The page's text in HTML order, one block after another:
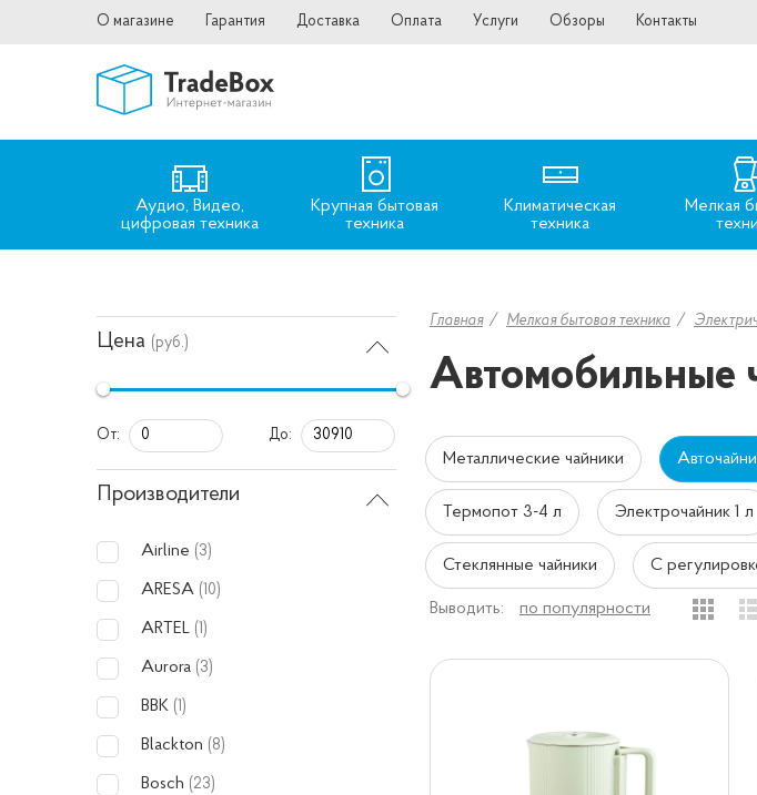
О магазине Гарантия Доставка Оплата Услуги Обзоры Контакты
Аудио, Видео,
цифровая техника
Крупная бытовая
техника
Климатическая
техника
Мелкая
Цена (руб.)
От: До:
Производители
Airline (3)
ARESA (10)
ARTEL (1)
Aurora (3)
BBK (1)
Blackton (8)
Bosch (23)
Главная Мелкая бытовая техника
Автомобильные
Металлические чайники
Термопот 3-4 л Электрочайник 1 л
Стеклянные чайники С
Выводить: по популярности